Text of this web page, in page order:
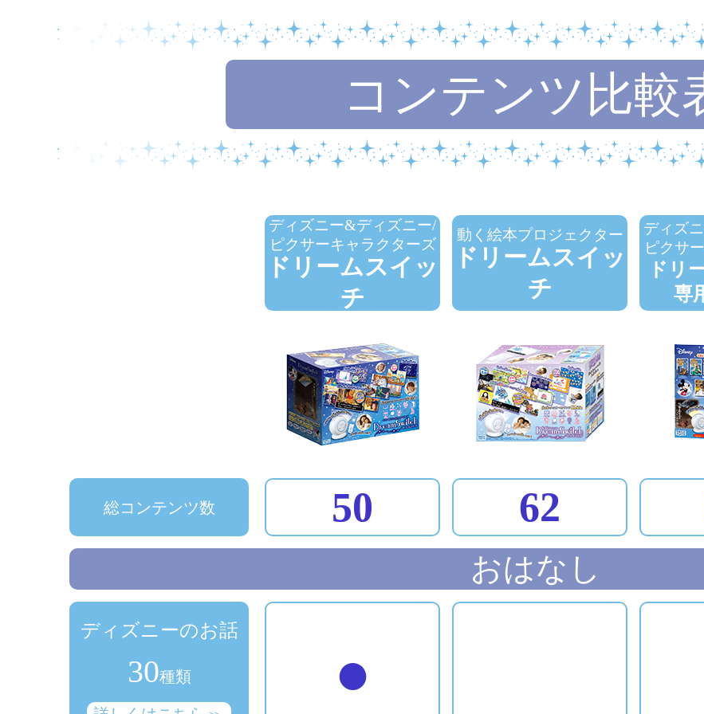
コンテンツ比較
ディズニー&ディズニー/
ピクサーキャラクターズ
ドリームスイッ
チ
動く絵本プロジェクター
ドリームスイッ
チ
ディズ
ピクサ
ドリ
専
総コンテンツ数 50 62
おはなし
ディズニーのお話
30種類 ●